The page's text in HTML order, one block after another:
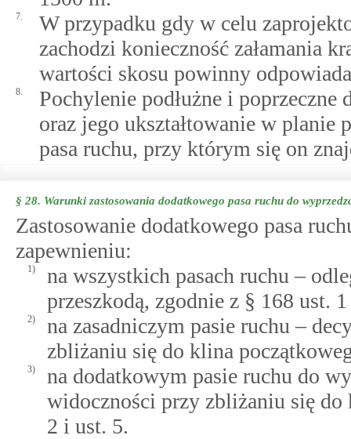
7.
W przypadku gdy w celu
zachodzi konieczność załamania
wartości skosu powinny
8.
Pochylenie podłużne i
oraz jego ukształtowanie w planie
pasa ruchu, przy którym się on
§ 28. Warunki zastosowania dodatkowego pasa ruchu do
Zastosowanie dodatkowego pasa
zapewnieniu:
1)
na wszystkich pasach ruchu –
przeszkodą, zgodnie z § 168 ust.
2)
na zasadniczym pasie ruchu –
zbliżaniu się do klina
3)
na dodatkowym pasie ruchu do
widoczności przy zbliżaniu się
2 i ust. 5.